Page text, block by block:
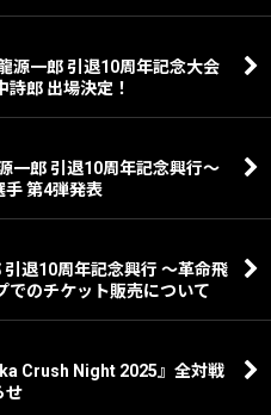
一郎 引退10周年記念大会
詩郎 出場決定！
一郎 引退10周年記念興行～
手 第4弾発表
退10周年記念興行 ～革命飛
でのチケット販売について
Crush Night 2025』全対戦
せ